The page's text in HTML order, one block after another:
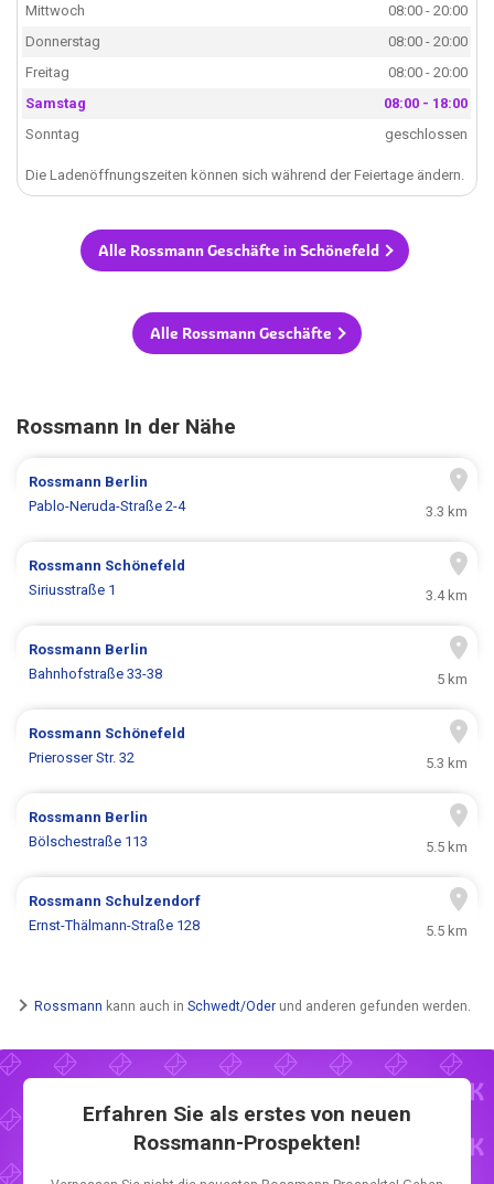
Mittwoch
08:00 - 20:00
Donnerstag
08:00 - 20:00
Freitag
08:00 - 20:00
Samstag
08:00 - 18:00
Sonntag
geschlossen
Die Ladenöffnungszeiten können sich während der Feiertage ändern.
Alle Rossmann Geschäfte in Schönefeld
Alle Rossmann Geschäfte
Rossmann In der Nähe
Rossmann Berlin
Pablo-Neruda-Straße 2-4
3.3 km
Rossmann Schönefeld
Siriusstraße 1
3.4 km
Rossmann Berlin
Bahnhofstraße 33-38
5 km
Rossmann Schönefeld
Prierosser Str. 32
5.3 km
Rossmann Berlin
Bölschestraße 113
5.5 km
Rossmann Schulzendorf
Ernst-Thälmann-Straße 128
5.5 km
Rossmann kann auch in Schwedt/Oder und anderen gefunden werden.
Erfahren Sie als erstes von neuen
Rossmann-Prospekten!